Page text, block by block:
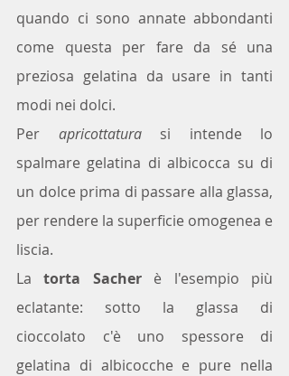
quando ci sono annate abbondanti
come questa per fare da sé una
preziosa gelatina da usare in tanti
modi nei dolci.
Per apricottatura si intende lo
spalmare gelatina di albicocca su di
un dolce prima di passare alla glassa,
per rendere la superficie omogenea e
liscia.
La torta Sacher è l'esempio più
eclatante: sotto la glassa di
cioccolato c'è uno spessore di
gelatina di albicocche e pure nella